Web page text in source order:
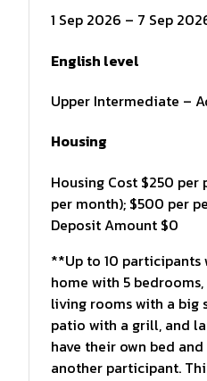
1 Sep 2026 – 7 Sep
English level
Upper Intermediate –
Housing
Housing Cost $250 per
per month); $500 per
Deposit Amount $0
**Up to 10
home with 5
living rooms with a big
patio with a grill, and
have their own bed
another participant.